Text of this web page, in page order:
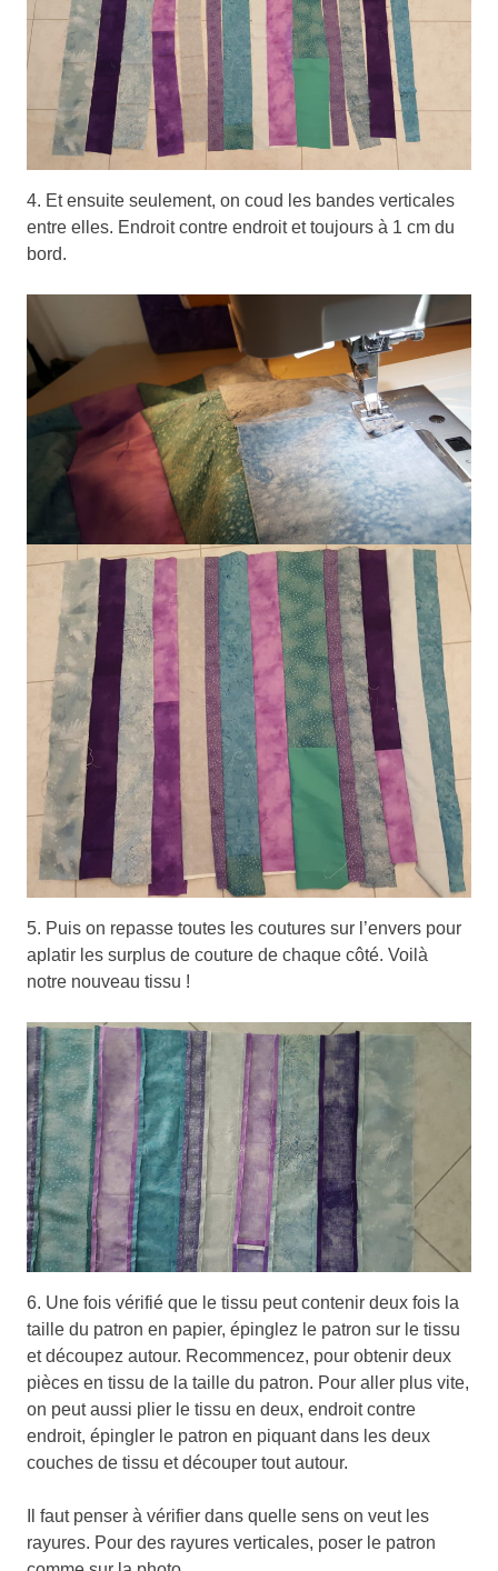
4. Et ensuite seulement, on coud les bandes verticales
entre elles. Endroit contre endroit et toujours à 1 cm du
bord.
5. Puis on repasse toutes les coutures sur l’envers pour
aplatir les surplus de couture de chaque côté. Voilà
notre nouveau tissu !
6. Une fois vérifié que le tissu peut contenir deux fois la
taille du patron en papier, épinglez le patron sur le tissu
et découpez autour. Recommencez, pour obtenir deux
pièces en tissu de la taille du patron. Pour aller plus vite,
on peut aussi plier le tissu en deux, endroit contre
endroit, épingler le patron en piquant dans les deux
couches de tissu et découper tout autour.
Il faut penser à vérifier dans quelle sens on veut les
rayures. Pour des rayures verticales, poser le patron